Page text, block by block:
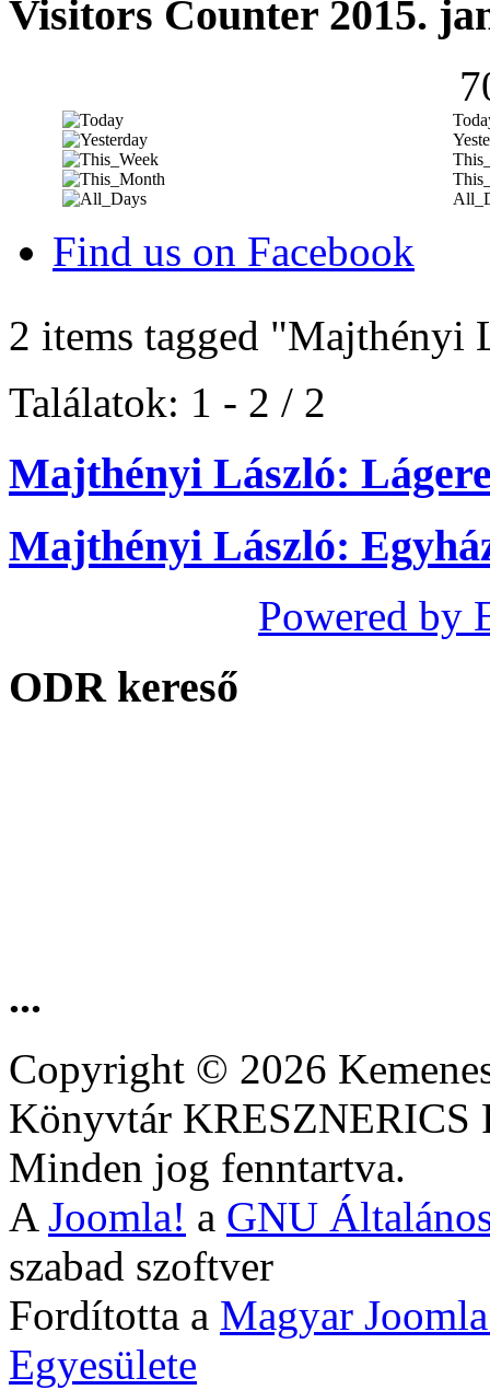
Visitors Counter 2015.
Find us on Facebook
2 items tagged "Majthényi
Találatok: 1 - 2 / 2
Majthényi László:
Majthényi László:
Powered by
ODR kereső
...
Copyright © 2026
Könyvtár
Minden jog fenntartva.
A Joomla! a GNU
szabad szoftver
Fordította a Magyar
Egyesülete